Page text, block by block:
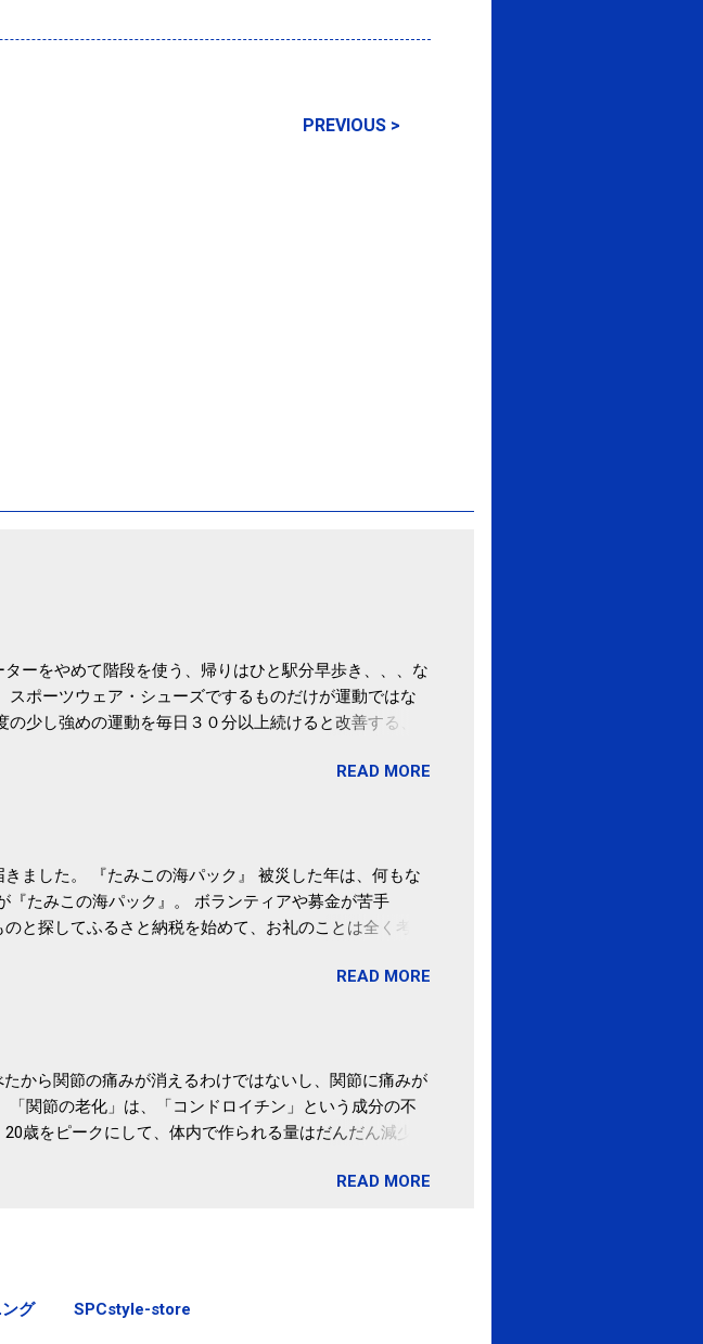
PREVIOUS >
ーをやめて階段を使う、帰りはひと駅分早歩き、、、な
ポーツウェア・シューズでするものだけが運動ではな
少し強めの運動を毎日３０分以上続けると改善する、
という。 正田教授は「汗ばむ程度の運動を毎日３０分
分の早歩きで改善 筑波大「減量しなくても効果」 -
READ MORE
ました。 『たみこの海パック』 被災した年は、何もな
『たみこの海パック』。 ボランティアや募金が苦手
と探してふるさと納税を始めて、お礼のことは全く考え
になるほど稼げていないのでこちらの目的は......。 総務
READ MORE
から関節の痛みが消えるわけではないし、関節に痛みが
関節の老化」は、「コンドロイチン」という成分の不
歳をピークにして、体内で作られる量はだんだん減少し
とが大切。そして「コンドロイチン」という成分は、納
ドクターニュース 賞味期限は気にしたことがなかった。
。 ・白い泡が全体に行き渡る程度かき混ぜる。 ・タレ
READ MORE
グ SPCstyle-store